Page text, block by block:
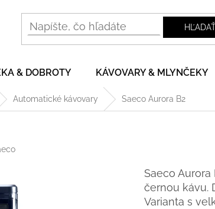
& DOBROTY KÁVOVARY & MLYNČEKY
Automatické kávovary Saeco Aurora B2
Saeco
černou kávu.
Varianta s